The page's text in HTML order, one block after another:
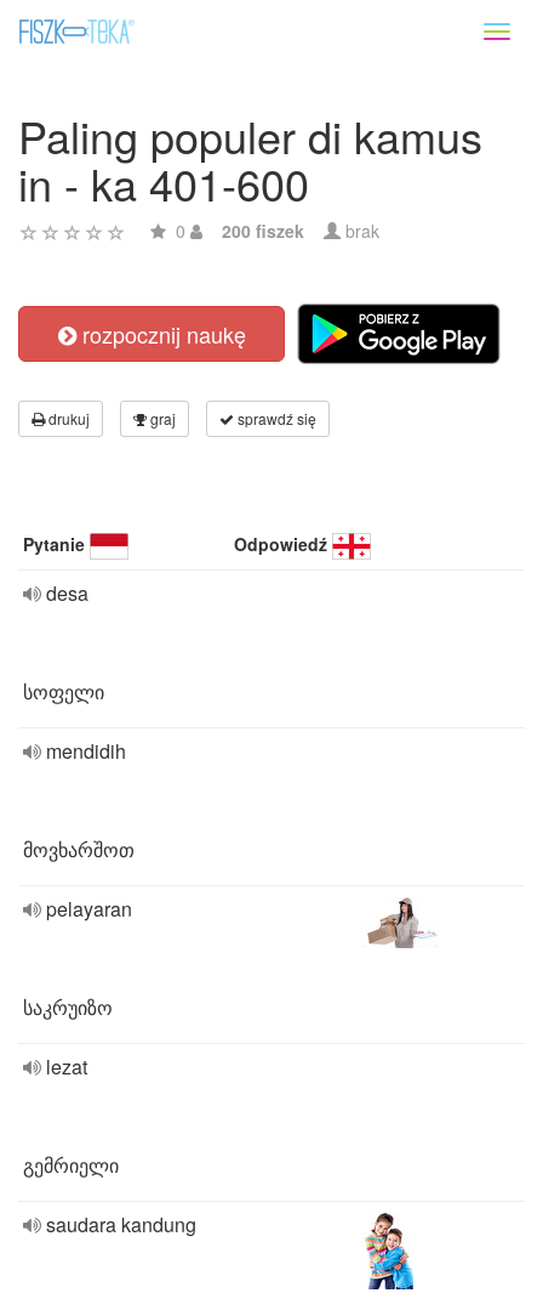
Paling populer di kamus
in - ka 401-600
0 200 fiszek brak
rozpocznij naukę
drukuj graj sprawdź się
Pytanie Odpowiedź
desa
სოფელი
mendidih
მოვხარშოთ
pelayaran
საკრუიზო
lezat
გემრიელი
saudara kandung